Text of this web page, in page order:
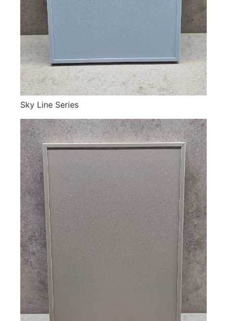
Sky Line Series